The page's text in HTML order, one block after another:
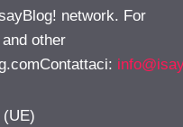
network. For
other
: